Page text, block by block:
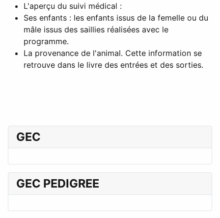
GEC
GEC PEDIGREE
L'aperçu du suivi médical :
Ses enfants : les enfants issus de la femelle ou du
mâle issus des saillies réalisées avec le
programme.
La provenance de l'animal. Cette information se
retrouve dans le livre des entrées et des sorties.